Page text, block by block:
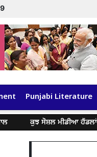
Punjabi Literature
ਸੋਸ਼ਲ ਮੀਡੀਆ ਹੈਂਡਲਾਂ ’ਤੇ ਪੁਲਿਸ